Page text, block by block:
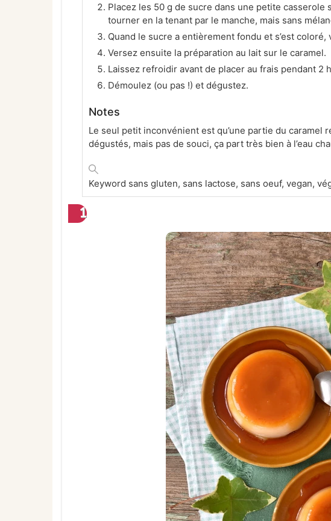
Placez les 50 g de sucre dans une petite casserole
tourner en la tenant par le manche, mais sans
Quand le sucre a entièrement fondu et s’est
Versez ensuite la préparation au lait sur le caramel.
Laissez refroidir avant de placer au frais pendant 2
Démoulez (ou pas !) et dégustez.
Notes
Le seul petit inconvénient est qu’une partie du caramel
dégustés, mais pas de souci, ça part très bien à l’eau
Keyword sans gluten, sans lactose, sans oeuf, vegan,